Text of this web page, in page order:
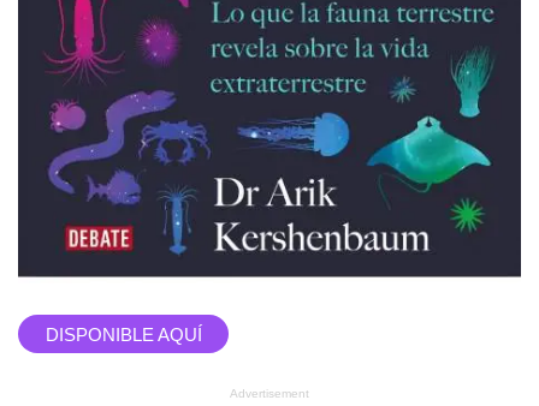
DISPONIBLE AQUÍ
Advertisement